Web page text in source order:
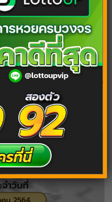
า ฝันเห็นคนตัดหญ้า
ต่อ